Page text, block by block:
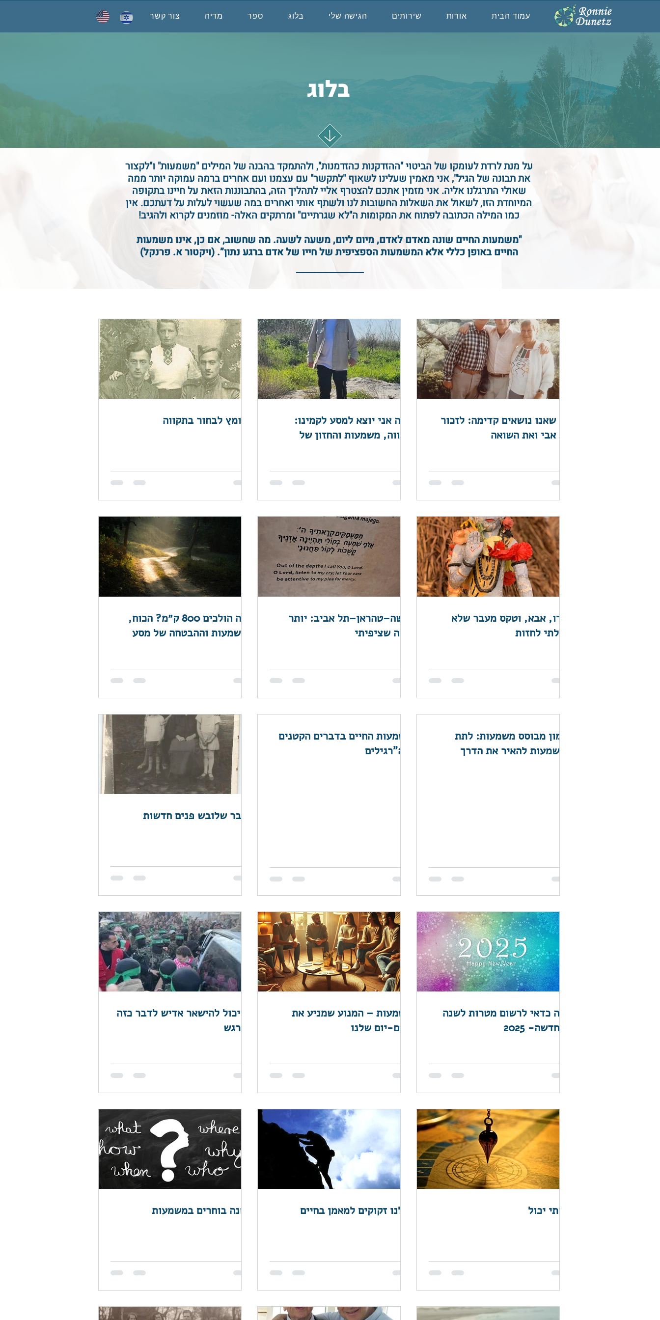
עמוד הבית אודות שירותים הגישה שלי בלוג ספר מדיה צור קשר
על מנת לרדת לעומקו של הביטוי "ההזדקנות כהזדמנות", ולהתמקד בהבנה של המילים "משמעות" ו"לקצור
את תבונה של הגיל", אני מאמין שעלינו לשאוף "לתקשר" עם עצמנו ועם אחרים ברמה עמוקה יותר ממה
שאולי התרגלנו אליה. אני מזמין אתכם להצטרף אליי לתהליך הזה, בהתבוננות הזאת על חיינו בתקופה
המיוחדת הזו, לשאול את השאלות החשובות לנו ולשתף אותי ואחרים במה שעשוי לעלות על דעתכם. אין
כמו המילה הכתובה לפתוח את המקומות ה"לא שגרתיים" ומרתקים האלה- מוזמנים לקרוא ולהגיב!
"משמעות החיים שונה מאדם לאדם, מיום ליום, משעה לשעה. מה שחשוב, אם כן, אינו משמעות
החיים באופן כללי אלא המשמעות הספציפית של חייו של אדם ברגע נתון”. (ויקטור א. פרנקל)
בלוג
האומץ לבחור בתקווה
למה אני יוצא למסע לקמינו:
תקווה, משמעות והחזון של
מה שאנו נושאים קדימה: לזכור
את אבי ואת השואה
למה הולכים 800 ק״מ? הכוח,
המשמעות וההבטחה של מסע
ורשה–טהראן–תל אביב: יותר
ממה שציפיתי
הודו, אבא, וטקס מעבר שלא
יכולתי לחזות
העבר שלובש פנים חדשות
משמעות החיים בדברים הקטנים
אימון מבוסס משמעות: לתת
למשמעות להאיר את הדרך
מי יכול להישאר אדיש לדבר כזה
משמעות – המנוע שמניע את
היום-יום שלנו
למה כדאי לרשום מטרות לשנה
השנה בוחרים במשמעות כולנו זקוקים למאמן בחיים הייתי יכול